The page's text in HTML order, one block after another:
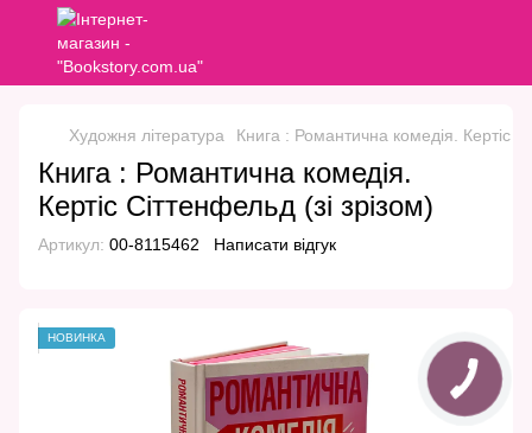
Художня література Книга : Романтична комедія. Кертіс
Книга : Романтична комедія.
Кертіс Сіттенфельд (зі зрізом)
Артикул: 00-8115462 Написати відгук
НОВИНКА